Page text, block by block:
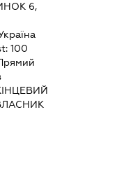
6,
100